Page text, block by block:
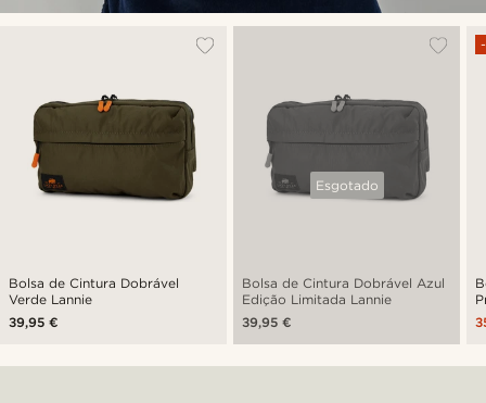
Bolsa de Cintura Dobrável
Verde Lannie
39,95 €
Esgotado
Bolsa de Cintura Dobrável Azul
Edição Limitada Lannie
39,95 €